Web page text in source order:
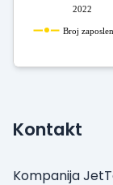
2022
Broj
Kontakt
Kompanija